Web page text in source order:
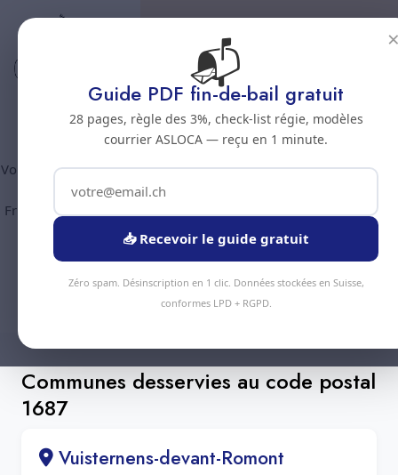
Code postal 1687
Nettoyage professionnel -
Code postal 1687
Vous êtes au code postal1687? Chez Nous Clean intervient dans
la commune de :Vuisternens-devant-Romont
Fribourg). Plus de 90 prestations disponibles, devis gratuit sous
24h.
Devis Instantané +41 78 319 32 82
Communes desservies au code postal
1687
Vuisternens-devant-Romont
📬
Guide PDF fin-de-bail gratuit
28 pages, règle des 3%, check-list régie, modèles
courrier ASLOCA — reçu en 1 minute.
📥 Recevoir le guide gratuit
Zéro spam. Désinscription en 1 clic. Données stockées en Suisse,
conformes LPD + RGPD.